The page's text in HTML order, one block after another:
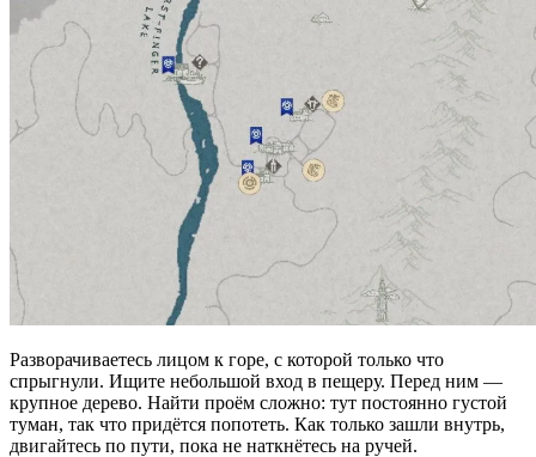
Разворачиваетесь лицом к горе, с которой только что
спрыгнули. Ищите небольшой вход в пещеру. Перед ним —
крупное дерево. Найти проём сложно: тут постоянно густой
туман, так что придётся попотеть. Как только зашли внутрь,
двигайтесь по пути, пока не наткнётесь на ручей.